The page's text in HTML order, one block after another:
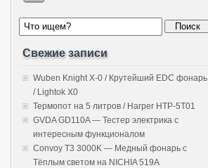
Свежие записи
Wuben Knight X-0 / Крутейший EDC фонарь
/ Lightok X0
Термопот на 5 литров / Harper HTP-5T01
GVDA GD110A — Тестер электрика с
интересным функционалом
Convoy T3 3000K — Медный фонарь с
Тёплым светом на NICHIA 519A